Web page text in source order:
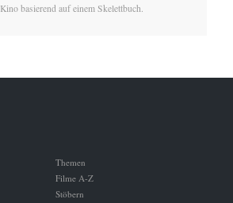
basierend auf einem Skelettbuch.
Themen
Filme A-Z
Stöbern